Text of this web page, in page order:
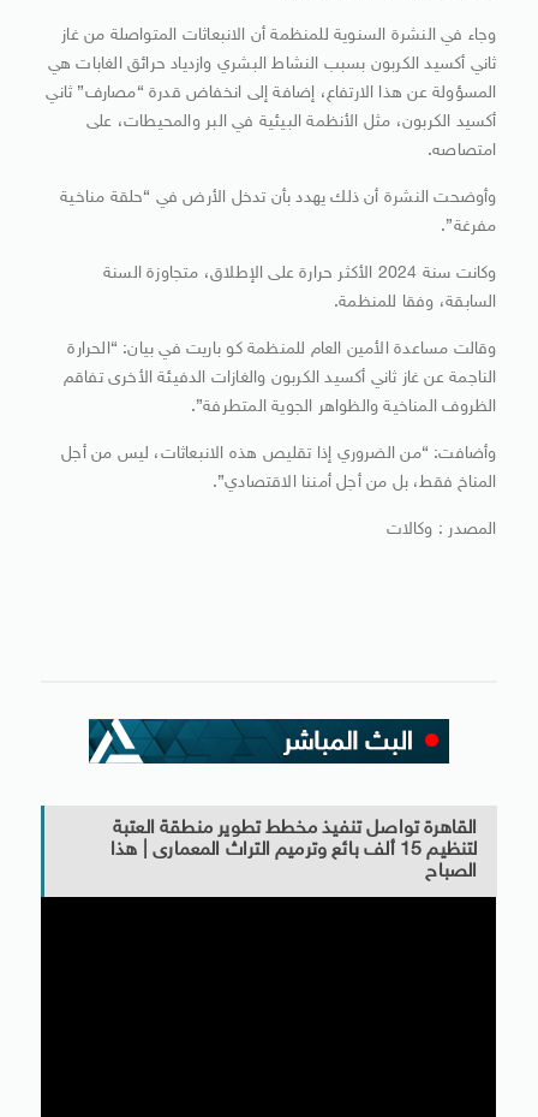
وجاء في النشرة السنوية للمنظمة أن الانبعاثات المتواصلة من غاز
ثاني أكسيد الكربون بسبب النشاط البشري وازدياد حرائق الغابات هي
المسؤولة عن هذا الارتفاع، إضافة إلى انخفاض قدرة “مصارف” ثاني
أكسيد الكربون، مثل الأنظمة البيئية في البر والمحيطات، على
امتصاصه.
وأوضحت النشرة أن ذلك يهدد بأن تدخل الأرض في “حلقة مناخية
مفرغة”.
وكانت سنة 2024 الأكثر حرارة على الإطلاق، متجاوزة السنة
السابقة، وفقا للمنظمة.
وقالت مساعدة الأمين العام للمنظمة كو باريت في بيان: “الحرارة
الناجمة عن غاز ثاني أكسيد الكربون والغازات الدفيئة الأخرى تفاقم
الظروف المناخية والظواهر الجوية المتطرفة”.
وأضافت: “من الضروري إذا تقليص هذه الانبعاثات، ليس من أجل
المناخ فقط، بل من أجل أمننا الاقتصادي”.
المصدر : وكالات
القاهرة تواصل تنفيذ مخطط تطوير منطقة العتبة
لتنظيم 15 ألف بائع وترميم التراث المعمارى | هذا
الصباح